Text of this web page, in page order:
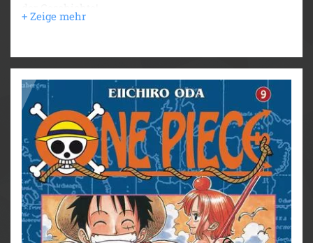
Kampf in einem dramatischen Finale für sich
entscheiden. Doch Ruffy muss weiterkämpfen, denn
er will unbedingt Sanji für seine Manschaft anheuern,
doch der möchte die Baratié nicht verlassen...
Für Fans von Naruto, Dragon Ball, My Hero Academia
und Fairy Tail!
Weitere Infos:
- Anime-Serie bei Crunchyroll, Wakanim und Anime
on Demand